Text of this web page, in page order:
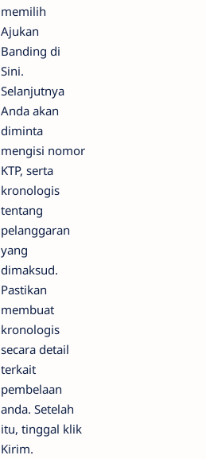
memilih
Ajukan
Banding di
Sini.
Selanjutnya
Anda akan
diminta
mengisi nomor
KTP, serta
kronologis
tentang
pelanggaran
yang
dimaksud.
Pastikan
membuat
kronologis
secara detail
terkait
pembelaan
anda. Setelah
itu, tinggal klik
Kirim.